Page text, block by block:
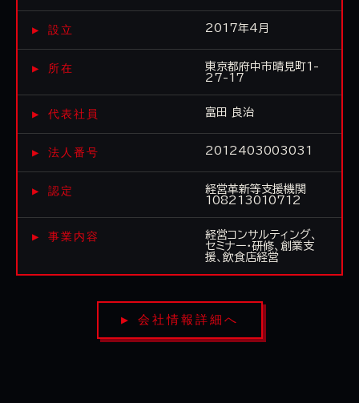
▶ 設立 2017年4月
▶ 所在
東京都府中市晴見町1-
27-17
▶ 代表社員 富田 良治
▶ 法人番号 2012403003031
▶ 認定
経営革新等支援機関
108213010712
▶ 事業内容
経営コンサルティング、
セミナー・研修、創業支
援、飲食店経営
▶ 会社情報詳細へ